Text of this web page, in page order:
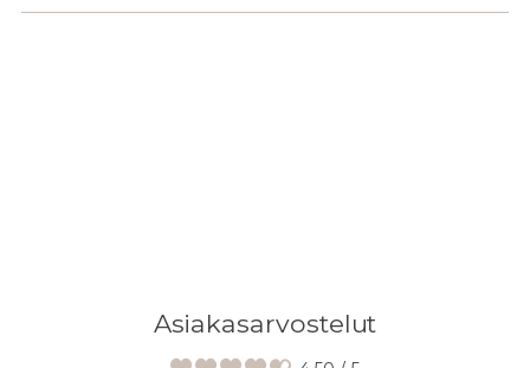
Asiakasarvostelut